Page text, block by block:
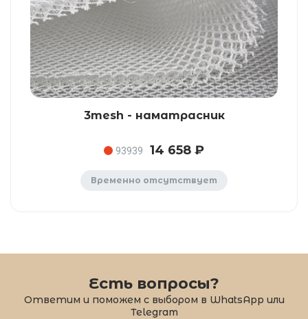
3mesh - наматрасник
93939 14 658 ₽
Временно отсутствует
Есть вопросы?
Ответим и поможем с выбором в WhatsApp или
Telegram